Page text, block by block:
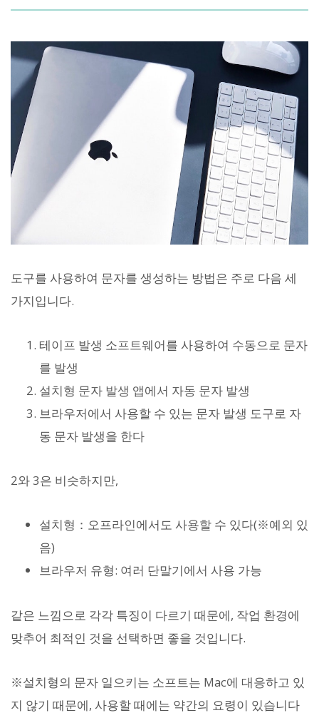
도구를 사용하여 문자를 생성하는 방법은 주로 다음 세
가지입니다.
테이프 발생 소프트웨어를 사용하여 수동으로 문자
를 발생
설치형 문자 발생 앱에서 자동 문자 발생
브라우저에서 사용할 수 있는 문자 발생 도구로 자
동 문자 발생을 한다
2와 3은 비슷하지만,
설치형：오프라인에서도 사용할 수 있다(※예외 있
음)
브라우저 유형: 여러 단말기에서 사용 가능
같은 느낌으로 각각 특징이 다르기 때문에, 작업 환경에
맞추어 최적인 것을 선택하면 좋을 것입니다.
※설치형의 문자 일으키는 소프트는 Mac에 대응하고 있
지 않기 때문에, 사용할 때에는 약간의 요령이 있습니다